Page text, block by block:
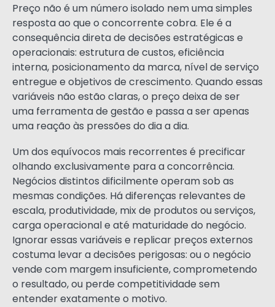
Preço não é um número isolado nem uma simples
resposta ao que o concorrente cobra. Ele é a
consequência direta de decisões estratégicas e
operacionais: estrutura de custos, eficiência
interna, posicionamento da marca, nível de serviço
entregue e objetivos de crescimento. Quando essas
variáveis não estão claras, o preço deixa de ser
uma ferramenta de gestão e passa a ser apenas
uma reação às pressões do dia a dia.
Um dos equívocos mais recorrentes é precificar
olhando exclusivamente para a concorrência.
Negócios distintos dificilmente operam sob as
mesmas condições. Há diferenças relevantes de
escala, produtividade, mix de produtos ou serviços,
carga operacional e até maturidade do negócio.
Ignorar essas variáveis e replicar preços externos
costuma levar a decisões perigosas: ou o negócio
vende com margem insuficiente, comprometendo
o resultado, ou perde competitividade sem
entender exatamente o motivo.